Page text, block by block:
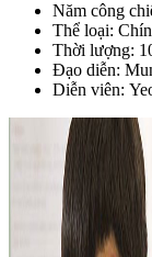
Năm công
Thể loại:
Thời lượng:
Đạo diễn:
Diễn viên: